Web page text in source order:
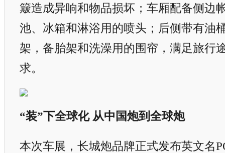
簸造成异响和物品损坏；车厢配备侧边
池、冰箱和淋浴用的喷头；后侧带有油
架，备胎架和洗澡用的围帘，满足旅行
求。
“装”下全球化 从中国炮到全球炮
本次车展，长城炮品牌正式发布英文名